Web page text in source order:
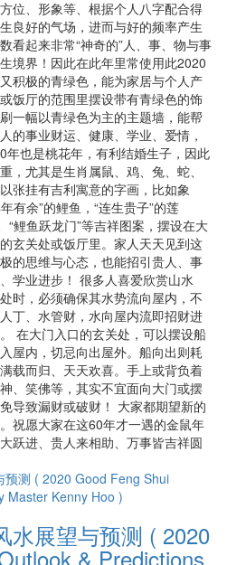
位、形象等、根据个人八字配合得
良好的气场，进而与好的频率产生
看起来非常“神奇的”人、事、物与事
境界！因此在此年里常使用此2020
积极的青绿色，能为家居与个人产
饭厅的范围里摆设带有青绿色的饰
一幅以青绿色为主的主题墙，能帮
的事业财运、健康、学业、爱情，
年也是桃花年，有利结婚生子，因此
，尤其是生肖属鼠、鸡、兔、蛇、
张挂有吉利寓意的字画，比如象
有余”的鲤鱼，“连生贵子”的莲
“鲤鱼跃龙门”等吉祥图案，摆设在大
玄关处或饭厅里。家人天天见到这
的思维与心态，也能招引贵人、事
学业进步！ 很多人喜爱欣赏山水
时，必须确保其水势流向屋内，不
丁、水管财，水向屋内流即招财进
在大门入口的玄关处，可以摆设船
屋内，切忌向出屋外。船向出则耗
载而归、天天欢喜。手上或背负着
、笑佛等，其实不宜面向大门或摆
导致漏财或破财！ 大家都期望新的
祝愿大家在这60年才一遇的金鼠年
跃进、贵人来相助、万事皆吉祥圆
水展望与预测 ( 2020
& Predictions